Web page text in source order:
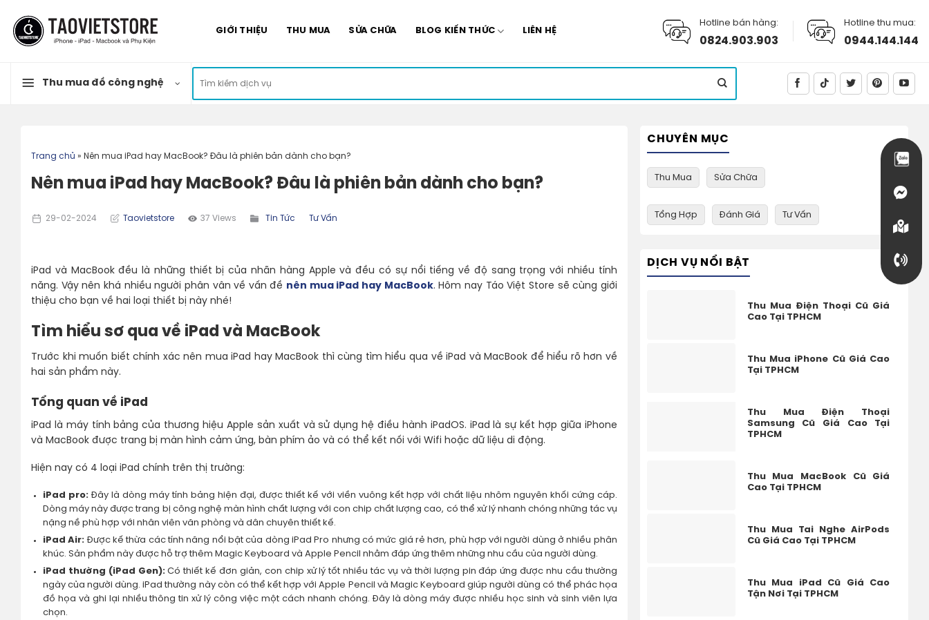
content
GIỚI THIỆU THU MUA SỬA CHỮA BLOG KIẾN THỨC LIÊN HỆ
Hotline bán hàng:
0824.903.903
Hotline thu mua:
0944.144.144
Thu mua đồ công nghệ
kiếm:
Trang chủ » Nên mua iPad hay MacBook? Đâu là phiên bản dành cho bạn?
Nên mua iPad hay MacBook? Đâu là phiên bản dành cho bạn?
29-02-2024 Taovietstore 37 Views Tin Tức Tư Vấn
iPad và MacBook đều là những thiết bị của nhãn hàng Apple và đều có sự nổi tiếng về độ sang trọng với nhiều tính
năng. Vậy nên khá nhiều người phân vân về vấn đề nên mua iPad hay MacBook. Hôm nay Táo Việt Store sẽ cùng giới
thiệu cho bạn về hai loại thiết bị này nhé!
Tìm hiểu sơ qua về iPad và MacBook
Trước khi muốn biết chính xác nên mua iPad hay MacBook thì cùng tìm hiểu qua về iPad và MacBook để hiểu rõ hơn về
hai sản phẩm này.
Tổng quan về iPad
iPad là máy tính bảng của thương hiệu Apple sản xuất và sử dụng hệ điều hành iPadOS. iPad là sự kết hợp giữa iPhone
và MacBook được trang bị màn hình cảm ứng, bàn phím ảo và có thể kết nối với Wifi hoặc dữ liệu di động.
Hiện nay có 4 loại iPad chính trên thị trường:
iPad pro:Đây là dòng máy tính bảng hiện đại, được thiết kế với viền vuông kết hợp với chất liệu nhôm nguyên khối cứng cáp.
Dòng máy này được trang bị công nghệ màn hình chất lượng với con chip chất lượng cao, có thể xử lý nhanh chóng những tác vụ
nặng nề phù hợp với nhân viên văn phòng và dân chuyên thiết kế.
iPad Air: Được kế thừa các tính năng nổi bật của dòng iPad Pro nhưng có mức giá rẻ hơn, phù hợp với người dùng ở nhiều phân
khúc. Sản phẩm này được hỗ trợ thêm Magic Keyboard và Apple Pencil nhằm đáp ứng thêm những nhu cầu của người dùng.
iPad thường (iPad Gen):Có thiết kế đơn giản, con chip xử lý tốt nhiều tác vụ và thời lượng pin đáp ứng được nhu cầu thường
ngày của người dùng. iPad thường này còn có thể kết hợp với Apple Pencil và Magic Keyboard giúp người dùng có thể phác họa
đồ họa và ghi lại nhiều thông tin xử lý công việc một cách nhanh chóng. Đây là dòng máy được nhiều học sinh và sinh viên lựa
chọn.
CHUYÊN MỤC
Thu Mua Sửa Chữa
Tổng Hợp Đánh Giá Tư Vấn
DỊCH VỤ NỔI BẬT
Thu Mua Điện Thoại Cũ Giá
Cao Tại TPHCM
Thu Mua iPhone Cũ Giá Cao
Tại TPHCM
Thu Mua Điện Thoại
Samsung Cũ Giá Cao Tại
TPHCM
Thu Mua MacBook Cũ Giá
Cao Tại TPHCM
Thu Mua Tai Nghe AirPods
Cũ Giá Cao Tại TPHCM
Thu Mua iPad Cũ Giá Cao
Tận Nơi Tại TPHCM